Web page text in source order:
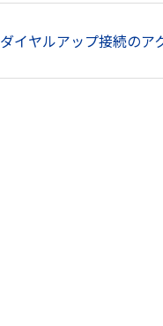
ダイヤルアップ接続のア